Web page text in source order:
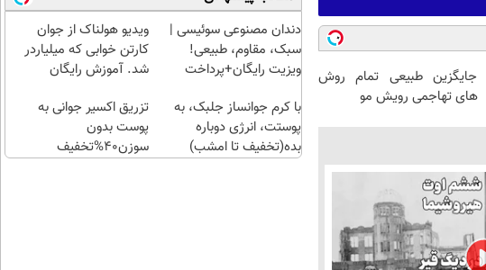
جایگزین طبیعی تمام روش
های تهاجمی رویش مو
بفروش
فناوری
اروپا،
سبک و
مقاوم |
قسطی
۱۰۰هزارتومان
طلا با
بی‌بهره
دندان مصنوعی سوئیسی |
سبک، مقاوم، طبیعی!
ویزیت رایگان+پرداخت
ویدیو هولناک از جوان
کارتن خوابی که میلیاردر
شد. آموزش رایگان
با کرم جوانساز جلبک، به
پوستت، انرژی دوباره
بده(تخفیف تا امشب)
تزریق اکسیر جوانی به
پوست بدون
سوزن40%تخفیف